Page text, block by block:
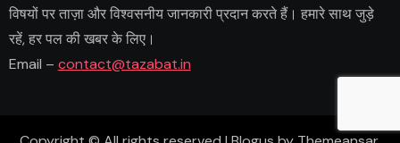
विषयों पर ताज़ा और विश्वसनीय जानकारी प्रदान करते हैं। हमारे साथ जुड़े
रहें, हर पल की खबर के लिए।
Email – contact@tazabat.in